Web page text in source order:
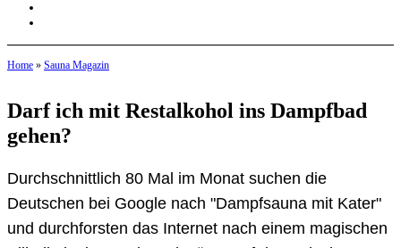
Home » Sauna Magazin
Darf ich mit Restalkohol ins Dampfbad
gehen?
Durchschnittlich 80 Mal im Monat suchen die
Deutschen bei Google nach "Dampfsauna mit Kater"
und durchforsten das Internet nach einem magischen